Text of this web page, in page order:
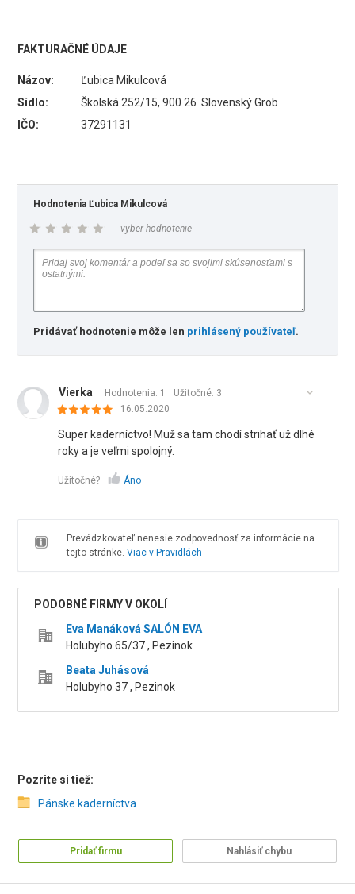
FAKTURAČNÉ ÚDAJE
Názov:
Ľubica Mikulcová
Sídlo:
Školská 252/15, 900 26 Slovenský Grob
IČO:
37291131
Hodnotenia Ľubica Mikulcová
vyber hodnotenie
Pridávať hodnotenie môže len prihlásený používateľ.
Vierka Hodnotenia: 1 Užitočné: 3
16.05.2020
Super kaderníctvo! Muž sa tam chodí strihať už dlhé
roky a je veľmi spolojný.
Užitočné? Áno
Prevádzkovateľ nenesie zodpovednosť za informácie na
tejto stránke. Viac v Pravidlách
PODOBNÉ FIRMY V OKOLÍ
Eva Manáková SALÓN EVA
Holubyho 65/37 , Pezinok
Beata Juhásová
Holubyho 37 , Pezinok
Pozrite si tiež:
Pánske kaderníctva
Pridať firmu Nahlásiť chybu